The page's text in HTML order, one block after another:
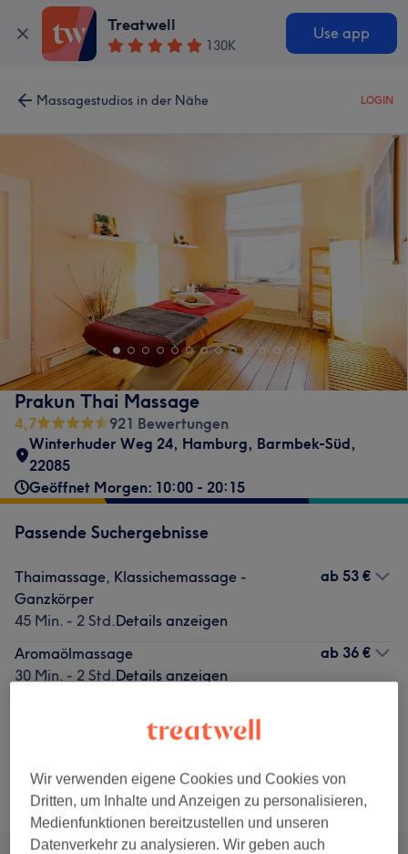
Treatwell
130K
Use app
Massagestudios in der Nähe LOGIN
Prakun Thai Massage
4,7
921 Bewertungen
Winterhuder Weg 24, Hamburg, Barmbek-Süd,
22085
Geöffnet Morgen: 10:00 - 20:15
Passende Suchergebnisse
Thaimassage, Klassichemassage -
Ganzkörper
45 Min. - 2 Std.Details anzeigen
ab 53 €
Aromaölmassage
30 Min. - 2 Std.Details anzeigen
ab 36 €
Details anzeigen
Nicht gefunden wonach du gesucht hast?
Alle Services
Wir verwenden eigene Cookies und Cookies von
Dritten, um Inhalte und Anzeigen zu personalisieren,
Medienfunktionen bereitzustellen und unseren
Datenverkehr zu analysieren. Wir geben auch